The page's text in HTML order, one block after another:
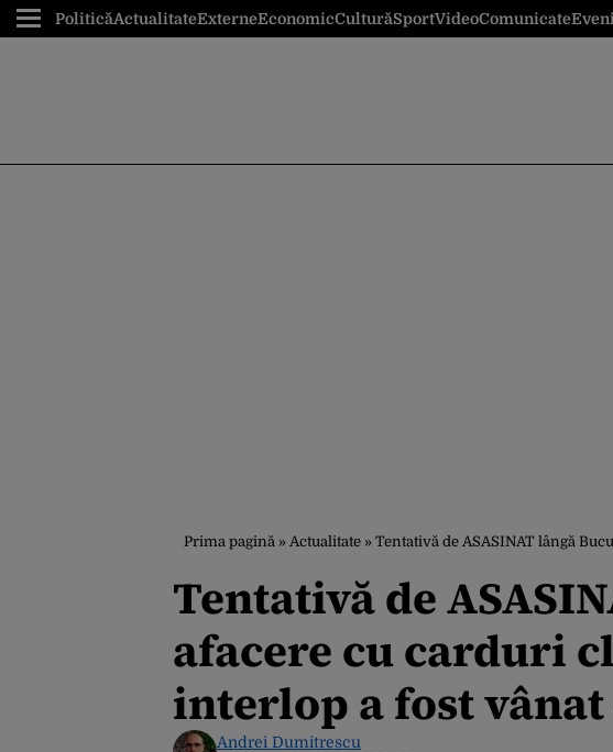
PoliticăActualitateExterneEconomicCulturăSportVideoComunicate
Prima pagină » Actualitate » Tentativă de ASASINAT lângă
Tentativă de
afacere cu carduri
interlop a fost
Andrei Dumitrescu